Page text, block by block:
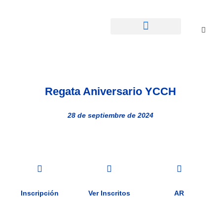
Regata Aniversario YCCH
28 de septiembre de 2024
Inscripción Ver Inscritos AR